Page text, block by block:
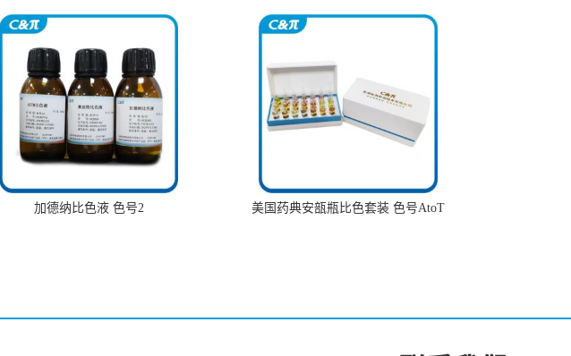
加德纳比色液 色号2 美国药典安瓿瓶比色套装 色号AtoT